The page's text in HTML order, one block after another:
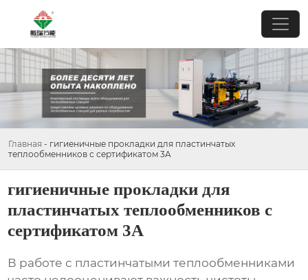
Главная - гигиеничные прокладки для пластинчатых
теплообменников с сертификатом 3A
гигиеничные прокладки для
пластинчатых теплообменников с
сертификатом 3A
В работе с пластинчатыми теплообменниками